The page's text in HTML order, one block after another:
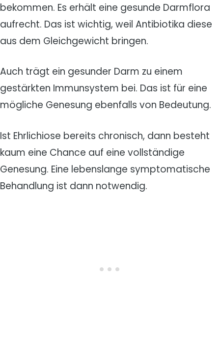
bekommen. Es erhält eine gesunde Darmflora
aufrecht. Das ist wichtig, weil Antibiotika diese
aus dem Gleichgewicht bringen.
Auch trägt ein gesunder Darm zu einem
gestärkten Immunsystem bei. Das ist für eine
mögliche Genesung ebenfalls von Bedeutung.
Ist Ehrlichiose bereits chronisch, dann besteht
kaum eine Chance auf eine vollständige
Genesung. Eine lebenslange symptomatische
Behandlung ist dann notwendig.